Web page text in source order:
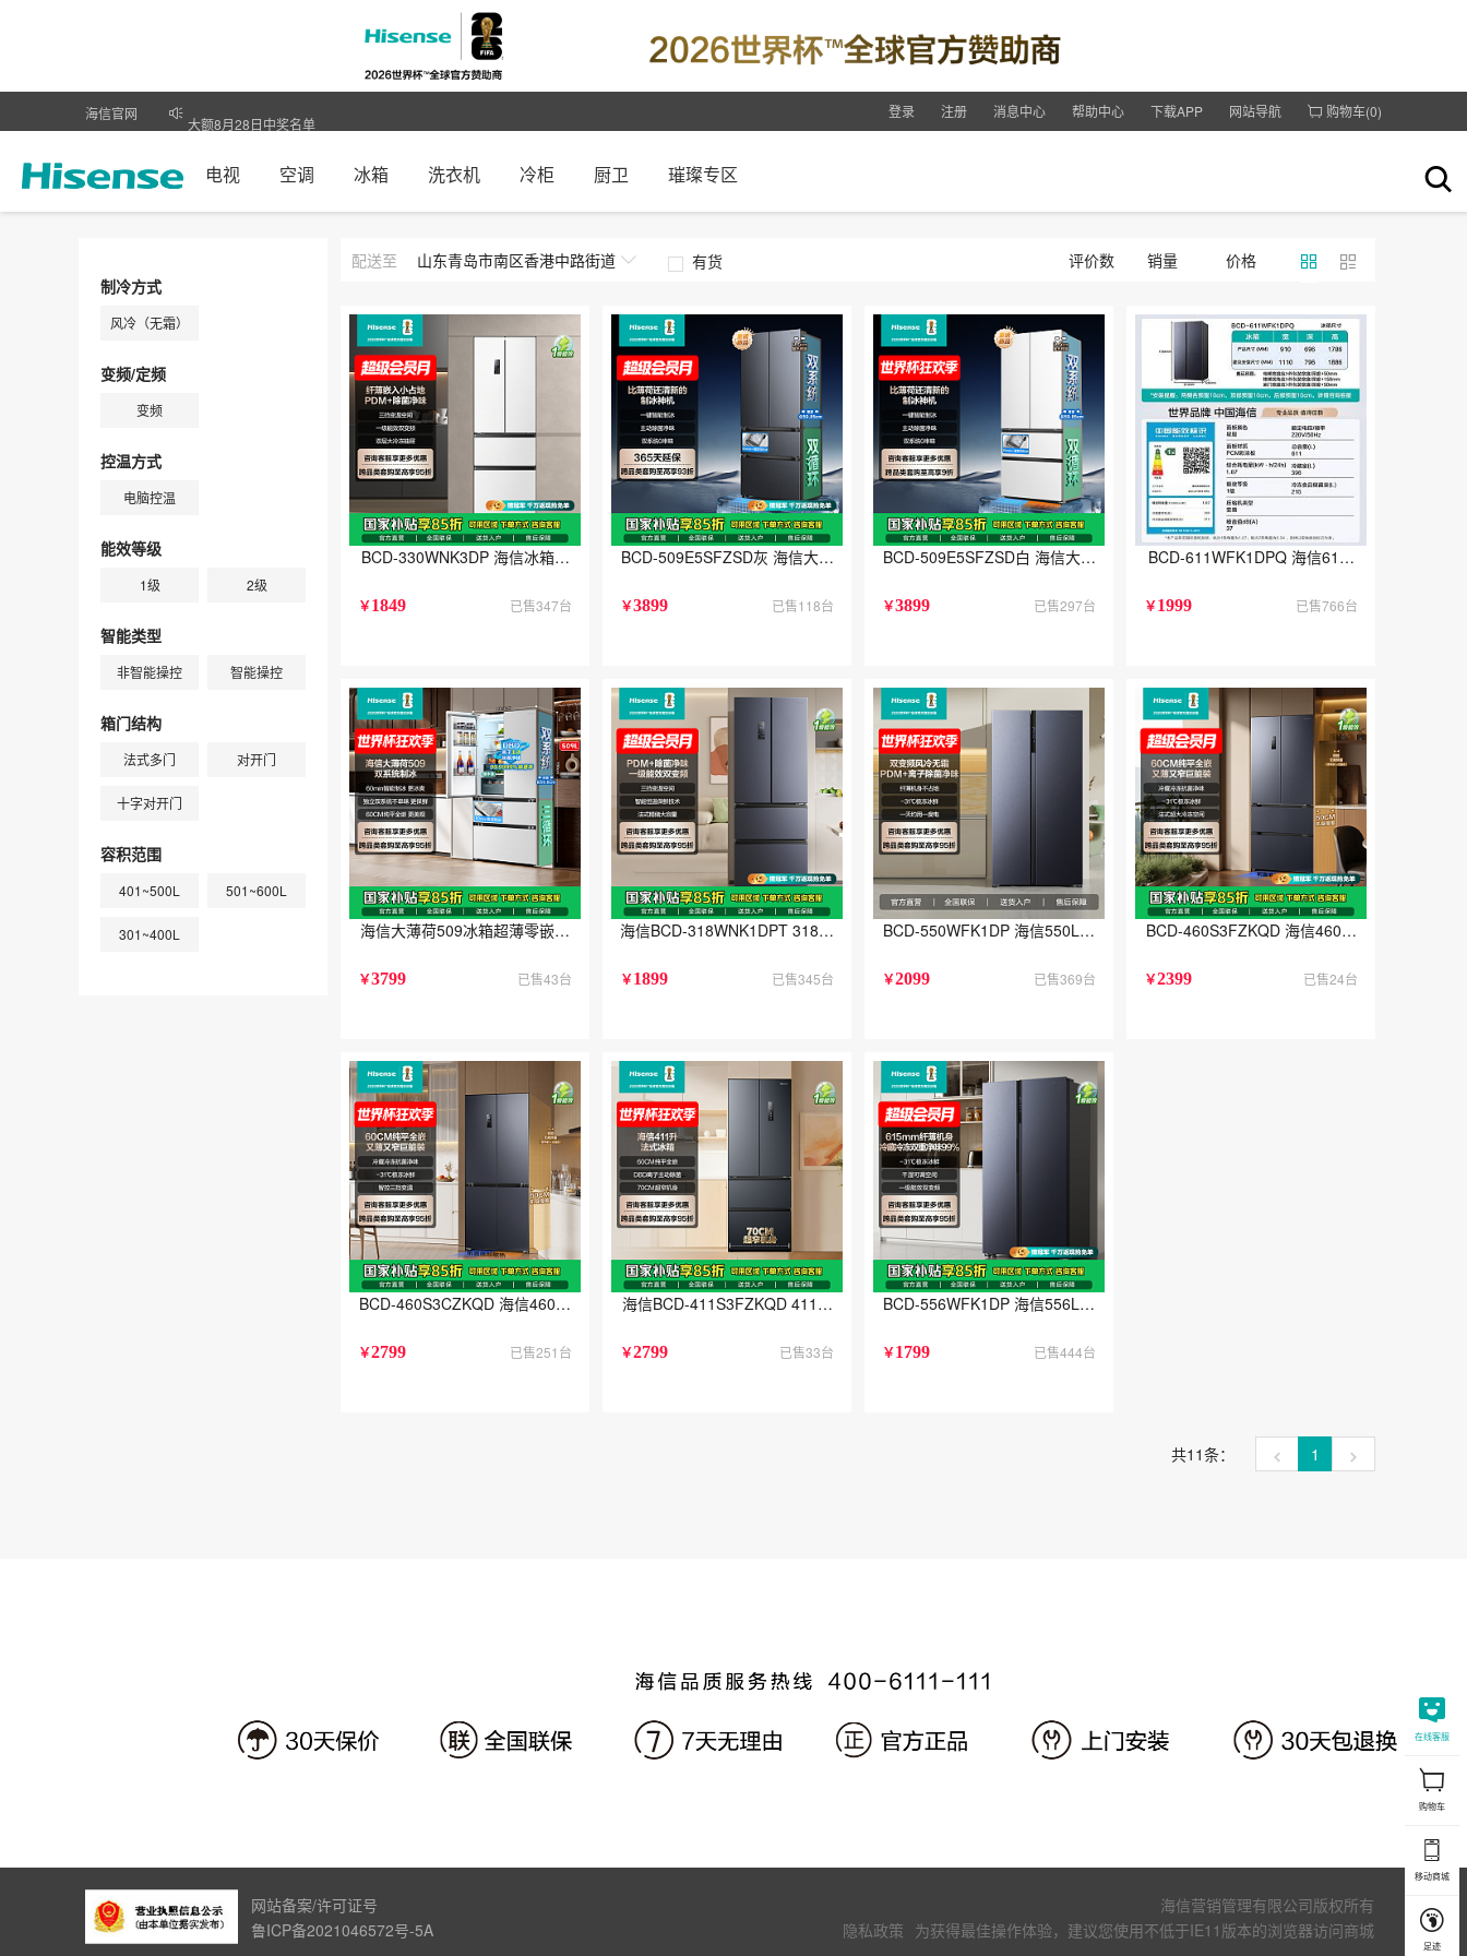
在线客服
购物车
移动商城
足迹
海信官网 登录 注册 消息中心 帮助中心 下载APP 网站导航 购物车(0)
电视 空调 冰箱 洗衣机 冷柜 厨卫 璀璨专区
制冷方式
风冷（无霜）
变频/定频
变频
控温方式
电脑控温
能效等级
1级 2级
智能类型
非智能操控 智能操控
箱门结构
法式多门 对开门
十字对开门
容积范围
401~500L 501~600L
301~400L
评价数 销量 价格
配送至 山东青岛市南区香港中路街道 有货
BCD-330WNK3DP 海信冰箱四开门法式冰箱一级能效家用小型一级节能无霜冰箱家电国家补贴20%以旧换新
￥ 1849 已售347台
BCD-509E5SFZSD灰 海信大薄荷2.0 509法式多门冰箱自动制冰双系统除菌超薄零嵌入新一级世界杯定制款
￥3899 已售118台
BCD-509E5SFZSD白 海信大薄荷2.0 509法式多门冰箱自动制冰双系统除菌超薄零嵌
￥3899 已售297台
BCD-611WFK1DPQ 海信611L双开门电冰箱
￥ 1999 已售766台
海信大薄荷509冰箱超薄零嵌入式四开门法式多门双系统自动制冰无霜主动除菌BCD-509S3FZSQD白550升级款
￥3799 已售43台
海信BCD-318WNK1DPT 318升PDM+除菌净味/一级能效双变频/三挡变温空间/智能恒温保鲜技术/法式精储大容量冰箱
￥ 1899 已售345台
BCD-550WFK1DP 海信550L对开双开门冰箱风冷无霜家用大容量以旧换新
￥2099 已售369台
BCD-460S3FZKQD 海信460超薄零嵌入式四
￥2399 已售24台
BCD-460S3CZKQD 海信460超薄零嵌入式冰箱四开门十字门一级能效风冷无霜国家补贴以旧换新
￥2799 已售251台
海信BCD-411S3FZKQD 411L法式多门冰箱小户型嵌入一级能效抗菌风冷灰色家电
￥2799 已售33台
BCD-556WFK1DP 海信556L对开双开门冰箱一级能效风冷无霜家用大容量以旧换新
￥ 1799 已售444台
共11条： 1
网站备案/许可证号
鲁ICP备2021046572号-5A
海信营销管理有限公司版权所有
隐私政策 为获得最佳操作体验，建议您使用不低于IE11版本的浏览器访问商城